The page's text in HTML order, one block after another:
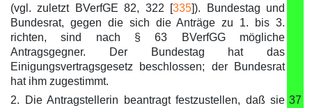
(vgl. zuletzt BVerfGE 82, 322 [335]). Bundestag und
Bundesrat, gegen die sich die Anträge zu 1. bis 3.
richten, sind nach § 63 BVerfGG mögliche
Antragsgegner. Der Bundestag hat das
Einigungsvertragsgesetz beschlossen; der Bundesrat
hat ihm zugestimmt.
2. Die Antragstellerin beantragt festzustellen, daß sie 37